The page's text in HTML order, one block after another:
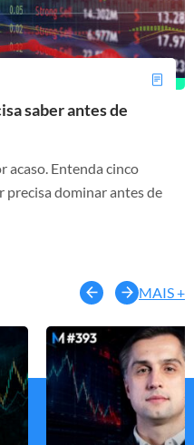
saber antes de
acaso. Entenda cinco
dominar antes de
MAIS +